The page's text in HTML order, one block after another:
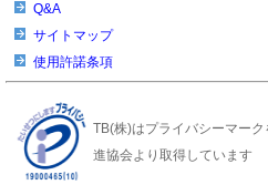
Q&A
サイトマップ
使用許諾条項
TB(株)はプライバシーマー
進協会より取得しています